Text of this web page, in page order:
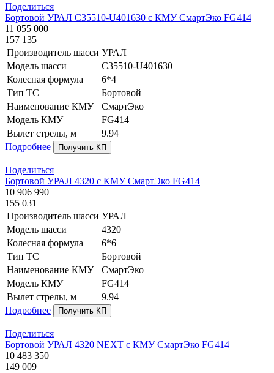
Поделиться
Бортовой УРАЛ C35510-U401630 с КМУ СмартЭко FG414
11 055 000
157 135
Производитель шасси УРАЛ
Модель шасси
C35510-U401630
Колесная формула
6*4
Тип ТС
Бортовой
Наименование КМУ
СмартЭко
Модель КМУ
FG414
Вылет стрелы, м
9.94
Подробнее
Получить КП
Поделиться
Бортовой УРАЛ 4320 с КМУ СмартЭко FG414
10 906 990
155 031
Производитель шасси УРАЛ
Модель шасси
4320
Колесная формула
6*6
Тип ТС
Бортовой
Наименование КМУ
СмартЭко
Модель КМУ
FG414
Вылет стрелы, м
9.94
Подробнее
Получить КП
Поделиться
Бортовой УРАЛ 4320 NEXT с КМУ СмартЭко FG414
10 483 350
149 009